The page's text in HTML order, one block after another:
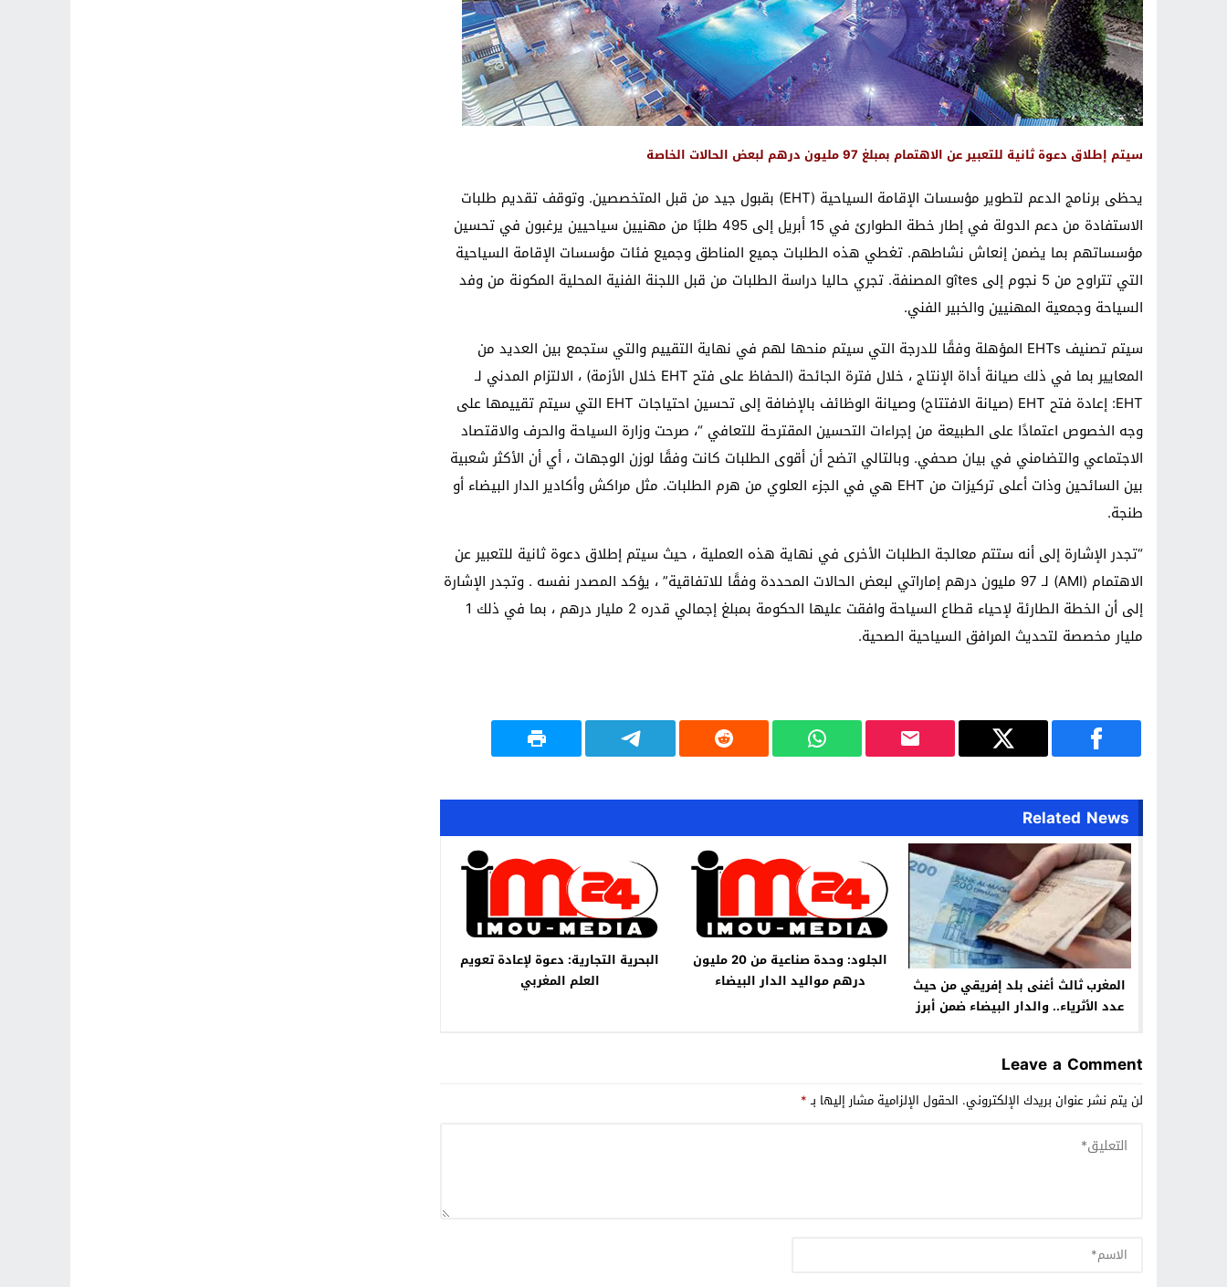
سيتم إطلاق دعوة ثانية للتعبير عن الاهتمام بمبلغ 97 مليون درهم لبعض الحالات الخاصة
يحظى برنامج الدعم لتطوير مؤسسات الإقامة السياحية (EHT) بقبول جيد من قبل المتخصصين. وتوقف تقديم طلبات
الاستفادة من دعم الدولة في إطار خطة الطوارئ في 15 أبريل إلى 495 طلبًا من مهنيين سياحيين يرغبون في تحسين
مؤسساتهم بما يضمن إنعاش نشاطهم. تغطي هذه الطلبات جميع المناطق وجميع فئات مؤسسات الإقامة السياحية
التي تتراوح من 5 نجوم إلى gîtes المصنفة. تجري حاليا دراسة الطلبات من قبل اللجنة الفنية المحلية المكونة من وفد
السياحة وجمعية المهنيين والخبير الفني.
سيتم تصنيف EHTs المؤهلة وفقًا للدرجة التي سيتم منحها لهم في نهاية التقييم والتي ستجمع بين العديد من
المعايير بما في ذلك صيانة أداة الإنتاج ، خلال فترة الجائحة (الحفاظ على فتح EHT خلال الأزمة) ، الالتزام المدني لـ
EHT: إعادة فتح EHT (صيانة الافتتاح) وصيانة الوظائف بالإضافة إلى تحسين احتياجات EHT التي سيتم تقييمها على
وجه الخصوص اعتمادًا على الطبيعة من إجراءات التحسين المقترحة للتعافي “، صرحت وزارة السياحة والحرف والاقتصاد
الاجتماعي والتضامني في بيان صحفي. وبالتالي اتضح أن أقوى الطلبات كانت وفقًا لوزن الوجهات ، أي أن الأكثر شعبية
بين السائحين وذات أعلى تركيزات من EHT هي في الجزء العلوي من هرم الطلبات. مثل مراكش وأكادير الدار البيضاء أو
طنجة.
“تجدر الإشارة إلى أنه ستتم معالجة الطلبات الأخرى في نهاية هذه العملية ، حيث سيتم إطلاق دعوة ثانية للتعبير عن
الاهتمام (AMI) لـ 97 مليون درهم إماراتي لبعض الحالات المحددة وفقًا للاتفاقية” ، يؤكد المصدر نفسه . وتجدر الإشارة
إلى أن الخطة الطارئة لإحياء قطاع السياحة وافقت عليها الحكومة بمبلغ إجمالي قدره 2 مليار درهم ، بما في ذلك 1
مليار مخصصة لتحديث المرافق السياحية الصحية.
Related News
المغرب ثالث أغنى بلد إفريقي من حيث
عدد الأثرياء.. والدار البيضاء ضمن أبرز
الجلود: وحدة صناعية من 20 مليون
درهم مواليد الدار البيضاء
البحرية التجارية: دعوة لإعادة تعويم
العلم المغربي
Leave a Comment
لن يتم نشر عنوان بريدك الإلكتروني. الحقول الإلزامية مشار إليها بـ*